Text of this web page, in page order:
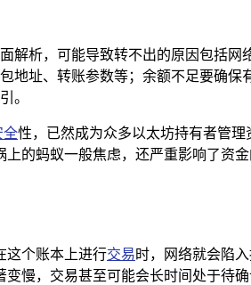
解析，可能导致转不出的原因包括
地址、转账参数等；余额不足要确
。
全性，已然成为众多以太坊持有者管
的蚂蚁一般焦虑，还严重影响了资
这个账本上进行交易时，网络就会陷
慢，交易甚至可能会长时间处于待